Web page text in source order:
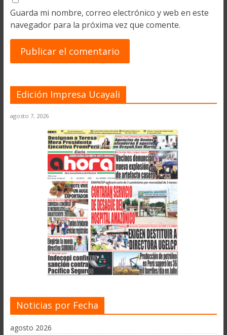
Guarda mi nombre, correo electrónico y web en este
navegador para la próxima vez que comente.
Edición Impresa Ucayali
agosto 7, 2026
Noticias por Fecha
agosto 2026